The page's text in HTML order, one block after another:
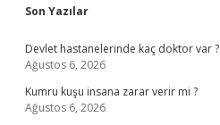
Sidebar
Son Yazılar
Devlet hastanelerinde kaç doktor var ?
Ağustos 6, 2026
Kumru kuşu insana zarar verir mi ?
Ağustos 6, 2026